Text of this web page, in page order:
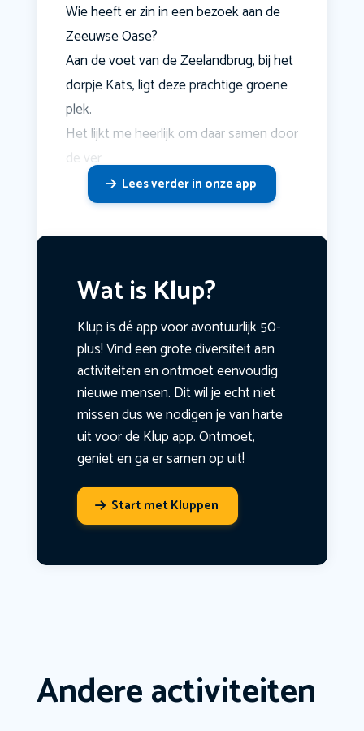
Wie heeft er zin in een bezoek aan de
Zeeuwse Oase?
Aan de voet van de Zeelandbrug, bij het
dorpje Kats, ligt deze prachtige groene
plek.
Het lijkt me heerlijk om daar samen door
de ver
Lees verder in onze app
Wat is Klup?
Klup is dé app voor avontuurlijk 50-
plus! Vind een grote diversiteit aan
activiteiten en ontmoet eenvoudig
nieuwe mensen. Dit wil je echt niet
missen dus we nodigen je van harte
uit voor de Klup app. Ontmoet,
geniet en ga er samen op uit!
Start met Kluppen
Andere activiteiten